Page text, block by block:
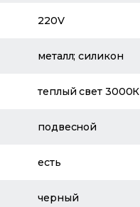
220V
металл; силикон
теплый свет 3000К
подвесной
есть
черный